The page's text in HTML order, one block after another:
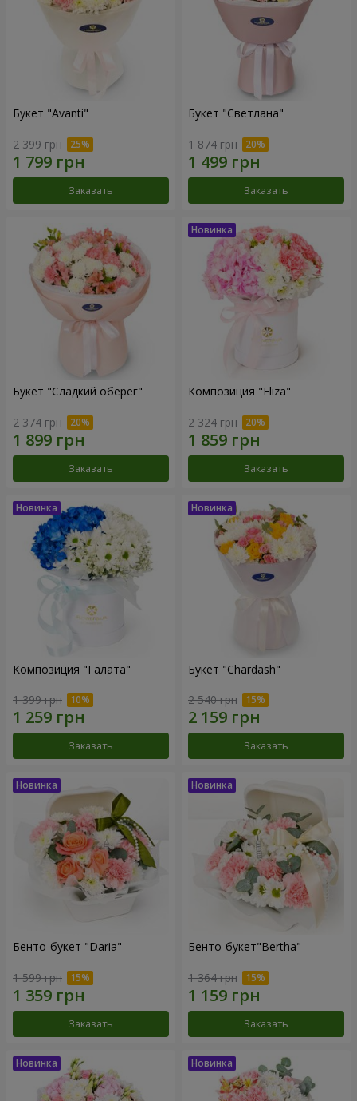
Букет "Avanti"
2 399 грн
Заказать
Букет "Светлана"
1 874 грн
Заказать
Букет "Сладкий оберег"
2 374 грн
Заказать
Композиция "Eliza"
2 324 грн
Заказать
Композиция "Галата"
1 399 грн
Заказать
Букет "Chardash"
2 540 грн
Заказать
Бенто-букет "Daria"
1 599 грн
Заказать
Бенто-букет"Bertha"
1 364 грн
Заказать